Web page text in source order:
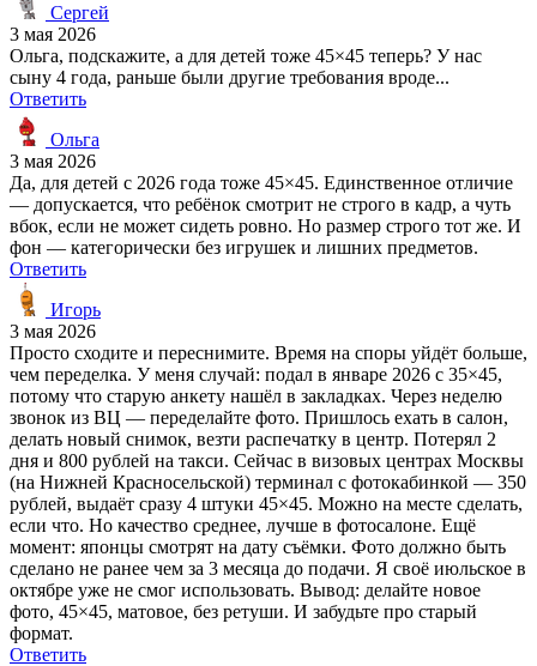
Сергей
3 мая 2026
Ольга, подскажите, а для детей тоже 45×45 теперь? У нас
сыну 4 года, раньше были другие требования вроде...
Ответить
Ольга
3 мая 2026
Да, для детей с 2026 года тоже 45×45. Единственное отличие
— допускается, что ребёнок смотрит не строго в кадр, а чуть
вбок, если не может сидеть ровно. Но размер строго тот же. И
фон — категорически без игрушек и лишних предметов.
Ответить
Игорь
3 мая 2026
Просто сходите и переснимите. Время на споры уйдёт больше,
чем переделка. У меня случай: подал в январе 2026 с 35×45,
потому что старую анкету нашёл в закладках. Через неделю
звонок из ВЦ — переделайте фото. Пришлось ехать в салон,
делать новый снимок, везти распечатку в центр. Потерял 2
дня и 800 рублей на такси. Сейчас в визовых центрах Москвы
(на Нижней Красносельской) терминал с фотокабинкой — 350
рублей, выдаёт сразу 4 штуки 45×45. Можно на месте сделать,
если что. Но качество среднее, лучше в фотосалоне. Ещё
момент: японцы смотрят на дату съёмки. Фото должно быть
сделано не ранее чем за 3 месяца до подачи. Я своё июльское в
октябре уже не смог использовать. Вывод: делайте новое
фото, 45×45, матовое, без ретуши. И забудьте про старый
формат.
Ответить